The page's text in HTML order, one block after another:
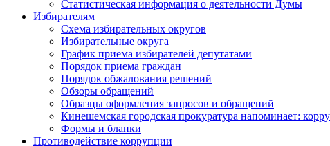
Статистическая информация о деятельности Думы
Избирателям
Схема избирательных округов
Избирательные округа
График приема избирателей депутатами
Порядок приема граждан
Порядок обжалования решений
Обзоры обращений
Образцы оформления запросов и обращений
Кинешемская городская прокуратура напоминает:
Формы и бланки
Противодействие коррупции